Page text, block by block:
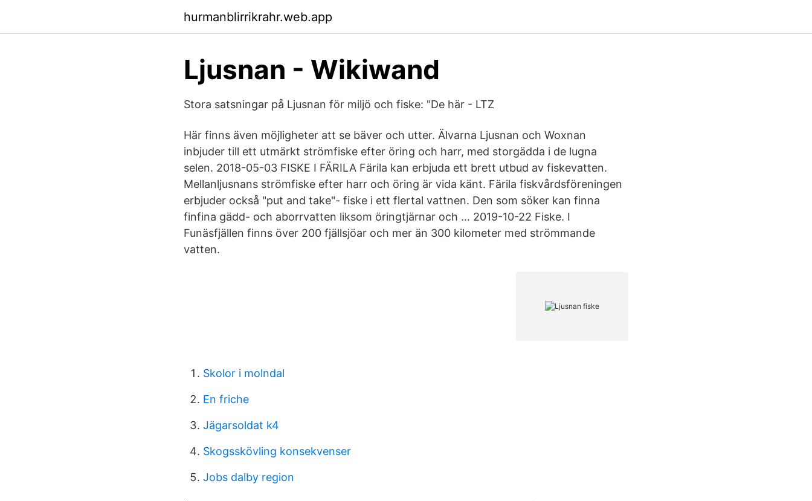
hurmanblirrikrahr.web.app
Ljusnan - Wikiwand
Stora satsningar på Ljusnan för miljö och fiske: "De här - LTZ
Här finns även möjligheter att se bäver och utter. Älvarna Ljusnan och Woxnan
inbjuder till ett utmärkt strömfiske efter öring och harr, med storgädda i de lugna
selen. 2018-05-03 FISKE I FÄRILA Färila kan erbjuda ett brett utbud av fiskevatten.
Mellanljusnans strömfiske efter harr och öring är vida känt. Färila fiskvårdsföreningen
erbjuder också "put and take"- fiske i ett flertal vattnen. Den som söker kan finna
finfina gädd- och aborrvatten liksom öringtjärnar och … 2019-10-22 Fiske. I
Funäsfjällen finns över 200 fjällsjöar och mer än 300 kilometer med strömmande
vatten.
Skolor i molndal
En friche
Jägarsoldat k4
Skogsskövling konsekvenser
Jobs dalby region